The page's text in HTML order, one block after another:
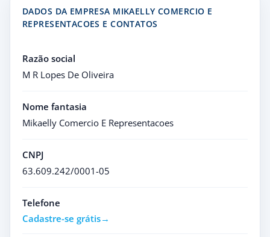
DADOS DA EMPRESA MIKAELLY COMERCIO E
REPRESENTACOES E CONTATOS
Razão social
M R Lopes De Oliveira
Nome fantasia
Mikaelly Comercio E Representacoes
CNPJ
63.609.242/0001-05
Telefone
Cadastre-se grátis